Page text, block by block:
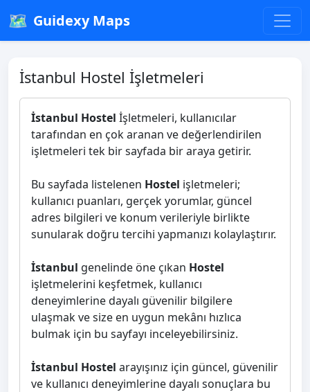
🗺️ Guidexy Maps
İstanbul Hostel İşletmeleri
İstanbul Hostel İşletmeleri, kullanıcılar
tarafından en çok aranan ve değerlendirilen
işletmeleri tek bir sayfada bir araya getirir.
Bu sayfada listelenen Hostel işletmeleri;
kullanıcı puanları, gerçek yorumlar, güncel
adres bilgileri ve konum verileriyle birlikte
sunularak doğru tercihi yapmanızı kolaylaştırır.
İstanbul genelinde öne çıkan Hostel
işletmelerini keşfetmek, kullanıcı
deneyimlerine dayalı güvenilir bilgilere
ulaşmak ve size en uygun mekânı hızlıca
bulmak için bu sayfayı inceleyebilirsiniz.
İstanbul Hostel arayışınız için güncel, güvenilir
ve kullanıcı deneyimlerine dayalı sonuçlara bu